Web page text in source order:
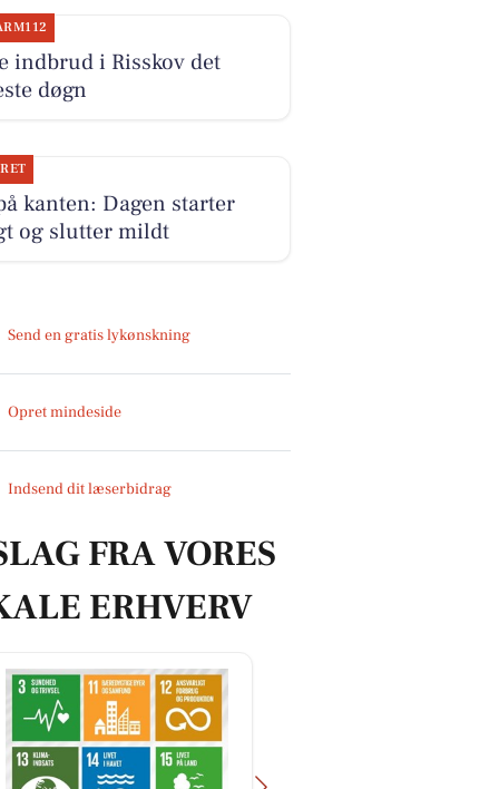
indbrud i Risskov det
døgn
kanten: Dagen starter
og slutter mildt
Send en gratis lykønskning
Opret mindeside
Indsend dit læserbidrag
FRA VORES
ERHVERV